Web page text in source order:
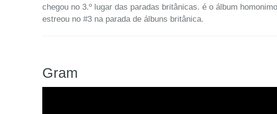
chegou no 3.º lugar das paradas britânicas. é o álbum
estreou no #3 na parada de álbuns britânica.
Gram